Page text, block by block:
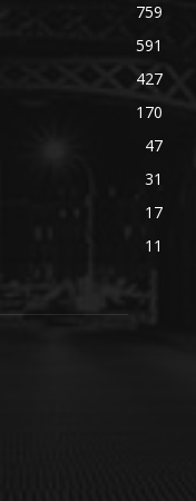
759
591
427
170
47
31
17
11